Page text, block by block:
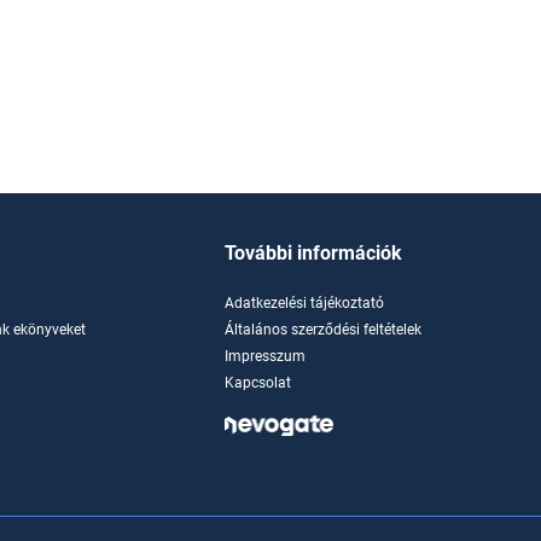
ekönyveket
További információk
Adatkezelési tájékoztató
Általános szerződési feltételek
Impresszum
Kapcsolat